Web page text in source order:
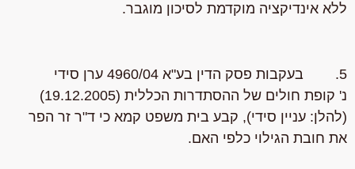
ללא אינדיקציה מוקדמת לסיכון מוגבר.
5. בעקבות פסק הדין בע"א 4960/04 ערן סידי
נ' קופת חולים של ההסתדרות הכללית (19.12.2005)
(להלן: עניין סידי), קבע בית משפט קמא כי ד"ר זר הפר
את חובת הגילוי כלפי האם.